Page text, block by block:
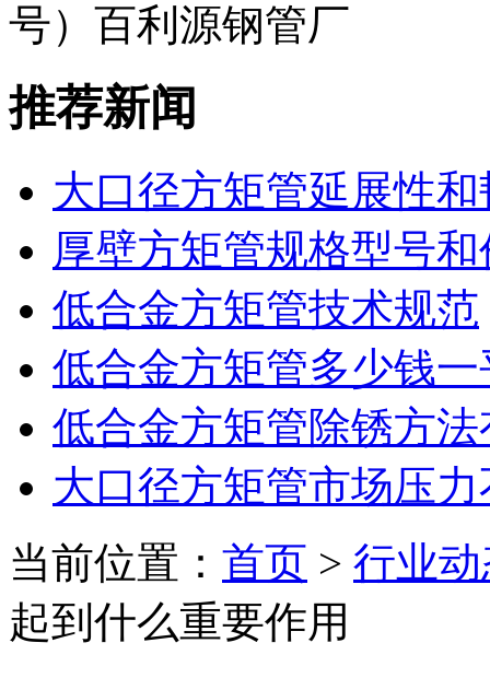
号）百利源钢管厂
推荐新闻
大口径方矩管延展性和
厚壁方矩管规格型号
低合金方矩管技术规范
低合金方矩管多少钱一
低合金方矩管除锈方
大口径方矩管市场压力
当前位置： 首页 > 行业
起到什么重要作用